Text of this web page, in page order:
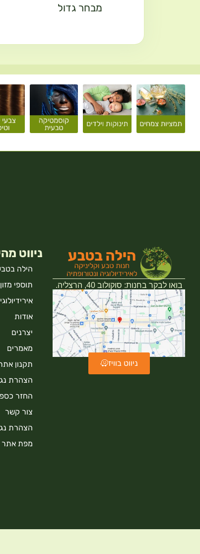
מבחר גדול
בואו לבקר בחנות: סוקולוב 40, הרצליה.
ניווט בוויז
ניווט
הילה
תוספי מזון
אודות
יצרנים
מאמרים
תקנון
הצהרת
החזר
צור קשר
הצהרת
מפת אתר